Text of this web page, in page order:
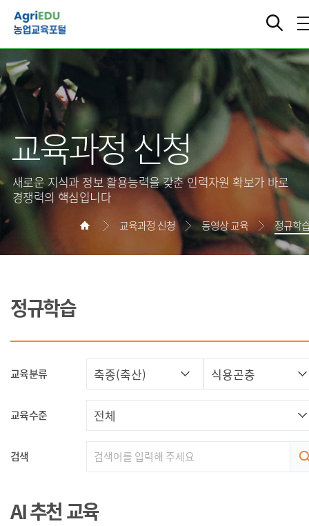
교육과정 신청
새로운 지식과 정보 활용능력을 갖춘 인력자원 확보가 바로
경쟁력의 핵심입니다
교육과정 신청 동영상 교육 정규학
정규학습
교육분류
교육수준
검색
AI 추천 교육